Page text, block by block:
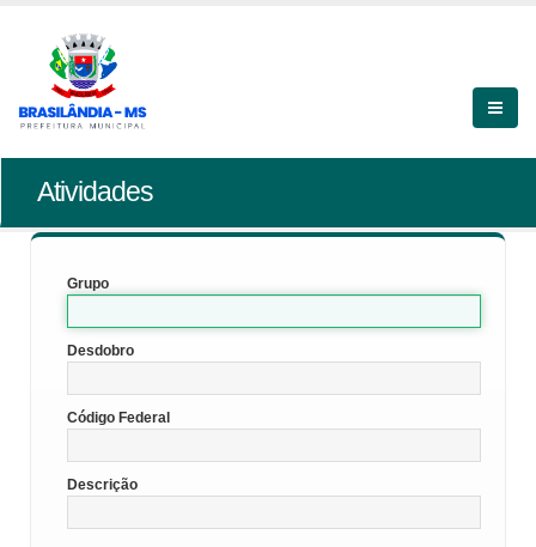
Atividades
Grupo
Desdobro
Código Federal
Descrição